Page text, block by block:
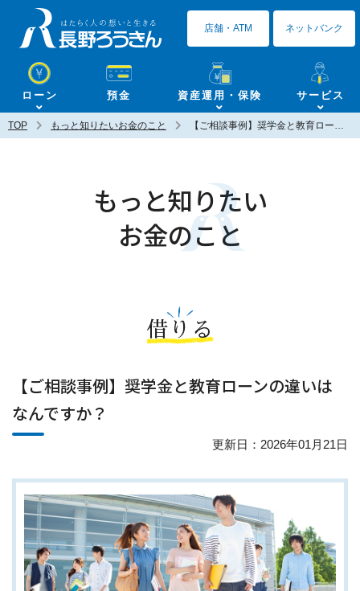
ローン 預金 資産運用・保険 サービス
店舗・ATM ネットバンク
TOP もっと知りたいお金のこと 【ご相談事例】奨学金と教育ローンの違いはなんですか？
もっと知りたい
お金のこと
借りる
【ご相談事例】奨学金と教育ローンの違いは
なんですか？
更新日：2026年01月21日